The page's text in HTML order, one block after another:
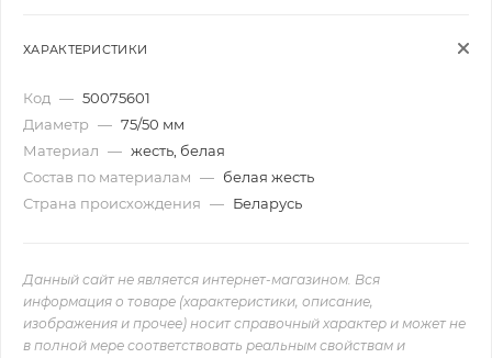
ХАРАКТЕРИСТИКИ
Код — 50075601
Диаметр — 75/50 мм
Материал — жесть, белая
Состав по материалам — белая жесть
Страна происхождения — Беларусь
Данный сайт не является интернет-магазином. Вся
информация о товаре (характеристики, описание,
изображения и прочее) носит справочный характер и может не
в полной мере соответствовать реальным свойствам и